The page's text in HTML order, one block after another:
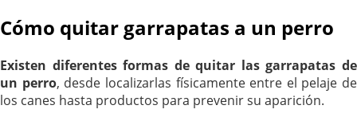
Cómo quitar garrapatas a un perro
Existen diferentes formas de quitar las garrapatas de
un perro, desde localizarlas físicamente entre el pelaje de
los canes hasta productos para prevenir su aparición.